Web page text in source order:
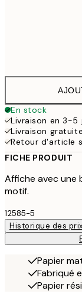
En stock
Livraison en 3-5
Livraison
Retour d'article
FICHE PRODUIT
Affiche avec une
motif.
12585-5
Historique des prix
Papier
Fabriqué
Papier